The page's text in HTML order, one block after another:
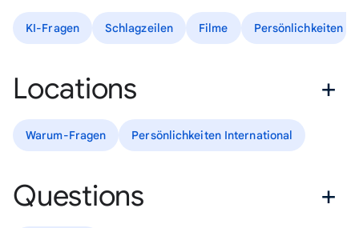
KI-Fragen Schlagzeilen Filme Persönlichkeiten
Locations
Warum-Fragen Persönlichkeiten International
Questions